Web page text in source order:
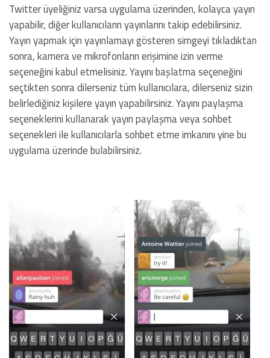
Twitter üyeliğiniz varsa uygulama üzerinden, kolayca yayın
yapabilir, diğer kullanıcıların yayınlarını takip edebilirsiniz.
Yayın yapmak için yayınlamayı gösteren simgeyi tıkladıktan
sonra, kamera ve mikrofonların erişimine izin verme
seçeneğini kabul etmelisiniz. Yayını başlatma seçeneğini
seçtikten sonra dilerseniz tüm kullanıcılara, dilerseniz sizin
belirlediğiniz kişilere yayın yapabilirsiniz. Yayını paylaşma
seçeneklerini kullanarak yayın paylaşma veya sohbet
seçenekleri ile kullanıcılarla sohbet etme imkanını yine bu
uygulama üzerinde bulabilirsiniz.